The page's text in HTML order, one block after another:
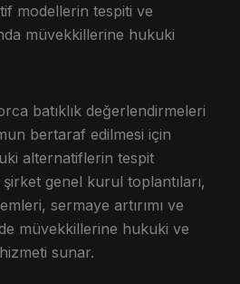
modellerin tespiti ve
müvekkillerine hukuki
batıklık değerlendirmeleri
bertaraf edilmesi için
alternatiflerin tespit
genel kurul toplantıları,
sermaye artırımı ve
müvekkillerine hukuki ve
sunar.